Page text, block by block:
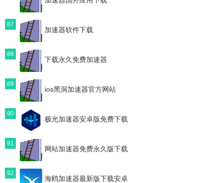
87
加速器软件下载
88
下载永久免费加速器
89
ios黑洞加速器官方网站
90
极光加速器安卓版免费下载
91
网站加速器免费永久版下载
92
海鸥加速器最新版下载安卓